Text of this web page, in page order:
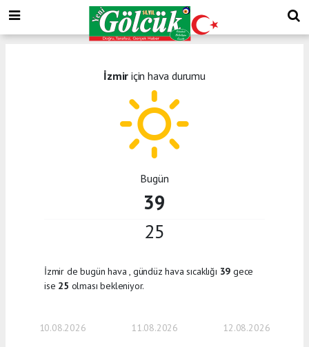
İzmir için hava durumu
Bugün
39
25
İzmir de bugün hava, gündüz hava sıcaklığı 39 gece
ise 25 olması bekleniyor.
10.08.2026 11.08.2026 12.08.2026